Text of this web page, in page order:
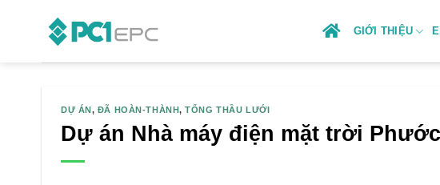
GIỚI THIỆU
DỰ ÁN, ĐÃ HOÀN-THÀNH,TỔNG THẦU LƯỚI
Dự án Nhà máy điện mặt trời